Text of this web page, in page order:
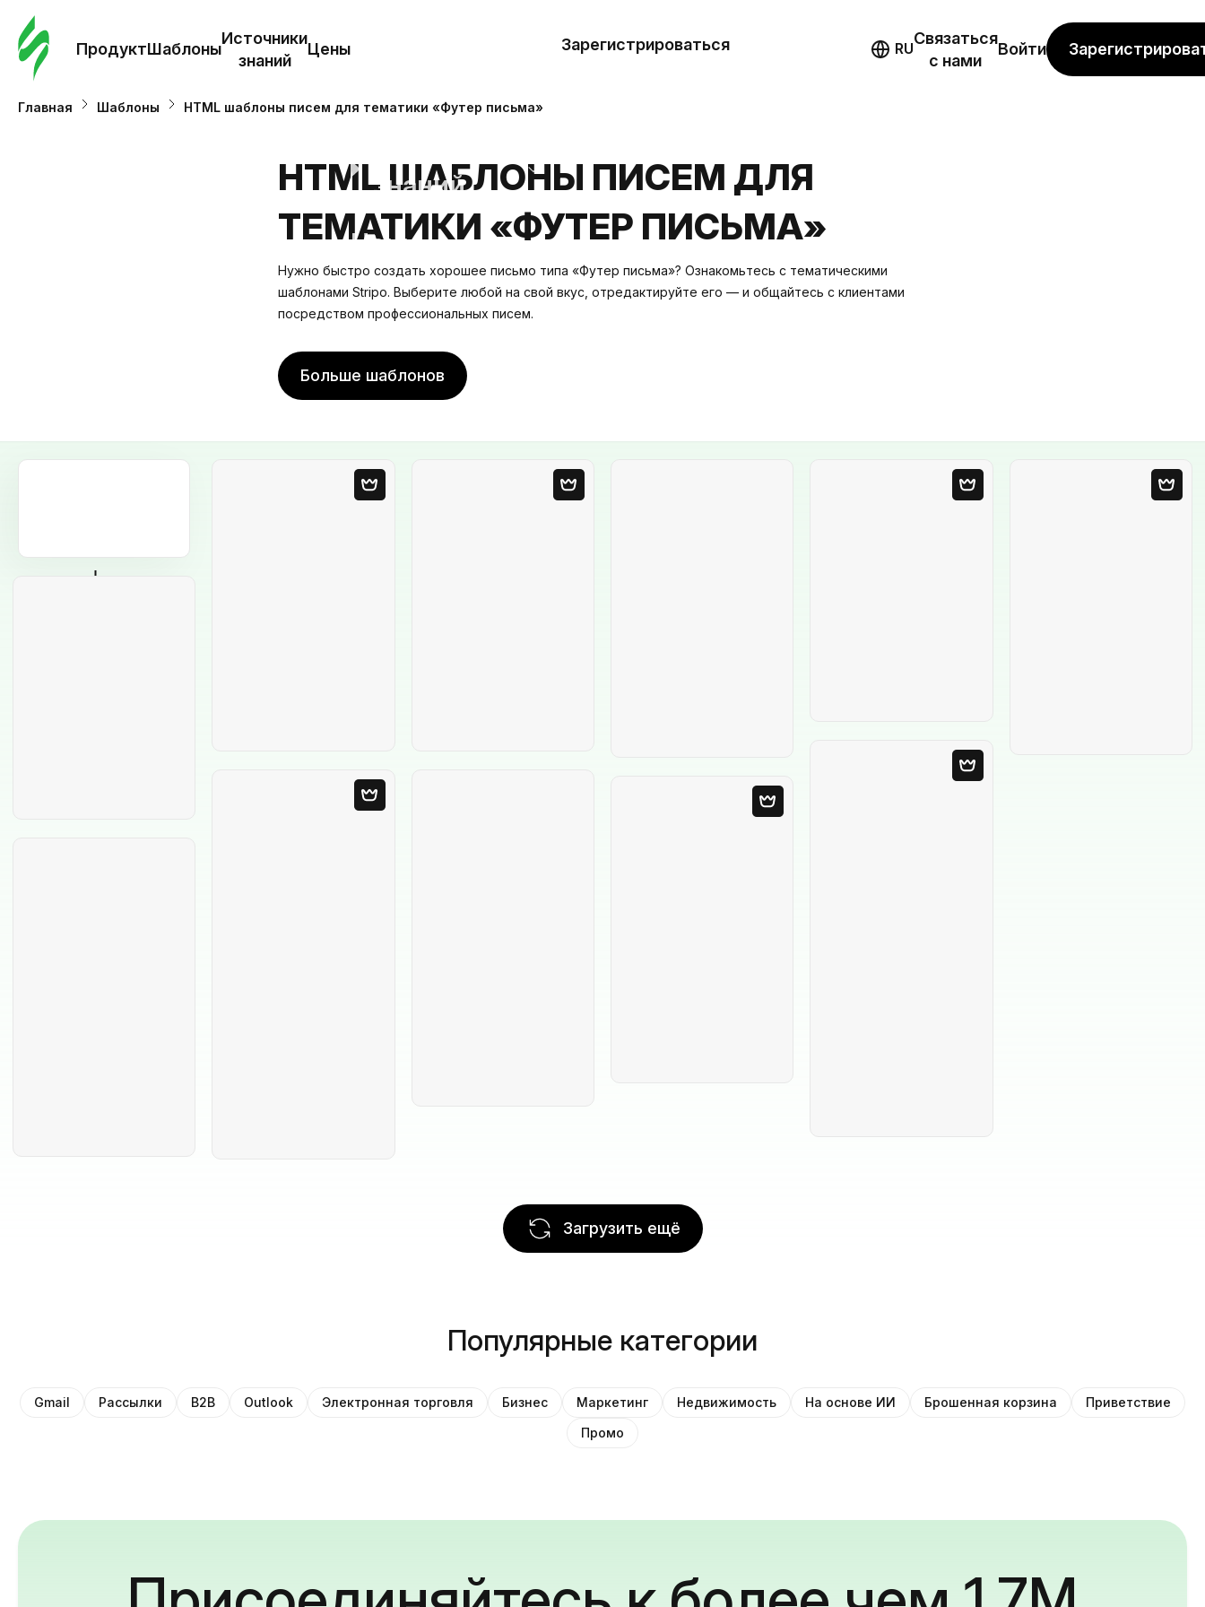
ПродуктШаблоны
Источники
знаний
Цены
Шаблоны
знаний
Цены
Зарегистрироваться RU
Связаться
с нами
Войти
Главная Шаблоны HTML шаблоны писем для тематики «Футер письма»
HTML ШАБЛОНЫ ПИСЕМ ДЛЯ
ТЕМАТИКИ «ФУТЕР ПИСЬМА»
Нужно быстро создать хорошее письмо типа «Футер письма»? Ознакомьтесь с тематическими
шаблонами Stripo. Выберите любой на свой вкус, отредактируйте его — и общайтесь с клиентами
посредством профессиональных писем.
Больше шаблонов
Загрузить ещё
Популярные категории
Gmail Рассылки B2B Outlook Электронная торговля Бизнес Маркетинг Недвижимость На основе ИИ Брошенная корзина
Приветствие
Промо